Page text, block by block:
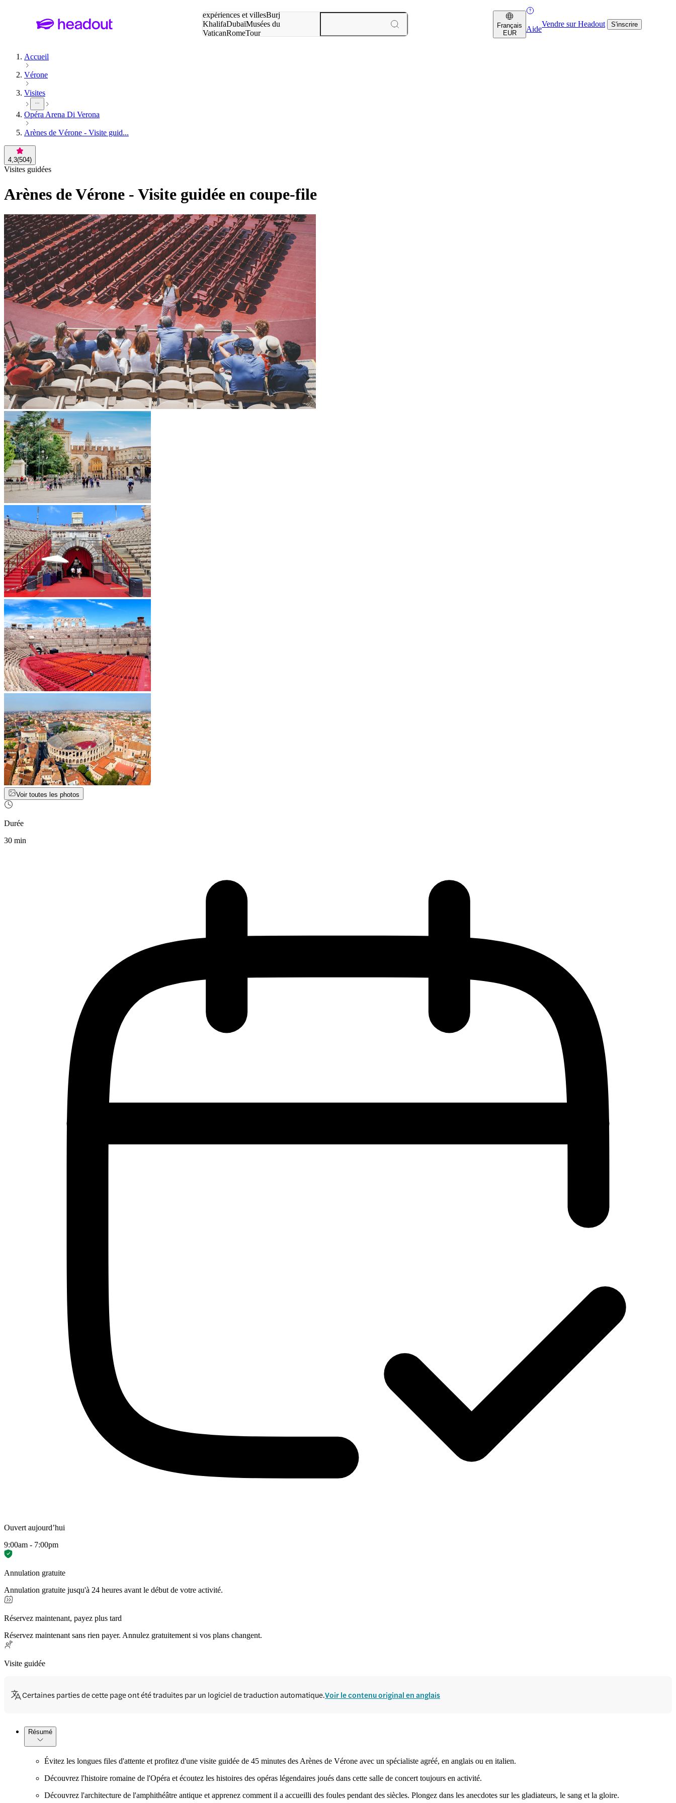
expériences et villesBurj
KhalifaDubaïMusées du
VaticanRomeTour
Français
EUR
Aide
Vendre sur Headout S'inscrire
Accueil
Vérone
Visites
Opéra Arena Di Verona
Arènes de Vérone - Visite guid...
4,3(504)
Visites guidées
Arènes de Vérone - Visite guidée en coupe-file
Voir toutes les photos
Durée
30 min
Ouvert aujourd’hui
9:00am - 7:00pm
Annulation gratuite
Annulation gratuite jusqu'à 24 heures avant le début de votre activité.
Réservez maintenant, payez plus tard
Réservez maintenant sans rien payer. Annulez gratuitement si vos plans changent.
Visite guidée
Certaines parties de cette page ont été traduites par un logiciel de traduction automatique.Voir le contenu original en anglais
Résumé
Évitez les longues files d'attente et profitez d'une visite guidée de 45 minutes des Arènes de Vérone avec un spécialiste agréé, en anglais ou en italien.
Découvrez l'histoire romaine de l'Opéra et écoutez les histoires des opéras légendaires joués dans cette salle de concert toujours en activité.
Découvrez l'architecture de l'amphithéâtre antique et apprenez comment il a accueilli des foules pendant des siècles. Plongez dans les anecdotes sur les gladiateurs, le sang et la gloire.